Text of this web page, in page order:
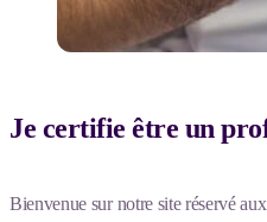
Je certifie être un
Bienvenue sur notre site réservé